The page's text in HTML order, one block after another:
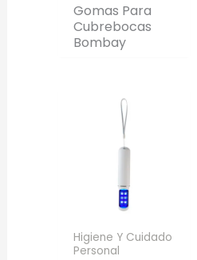
Gomas Para
Cubrebocas
Bombay
Higiene Y Cuidado
Personal